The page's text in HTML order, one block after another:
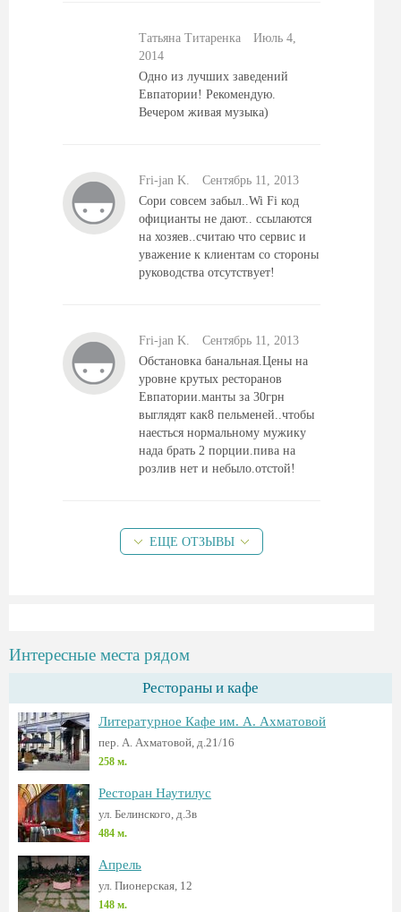
Татьяна Титаренка
Июль 4,
2014
Одно из лучших заведений
Евпатории! Рекомендую.
Вечером живая музыка)
Fri-jan K.
Сентябрь 11, 2013
Сори совсем забыл..Wi Fi код
официанты не дают.. ссылаются
на хозяев..считаю что сервис и
уважение к клиентам со стороны
руководства отсутствует!
Fri-jan K.
Сентябрь 11, 2013
Обстановка банальная.Цены на
уровне крутых ресторанов
Евпатории.манты за 30грн
выглядят как8 пельменей..чтобы
наесться нормальному мужику
нада брать 2 порции.пива на
розлив нет и небыло.отстой!
ЕЩЕ ОТЗЫВЫ
Интересные места рядом
Рестораны и кафе
Литературное Кафе им. А. Ахматовой
пер. А. Ахматовой, д.21/16
258 м.
Ресторан Наутилус
ул. Белинского, д.3в
484 м.
Апрель
ул. Пионерская, 12
148 м.